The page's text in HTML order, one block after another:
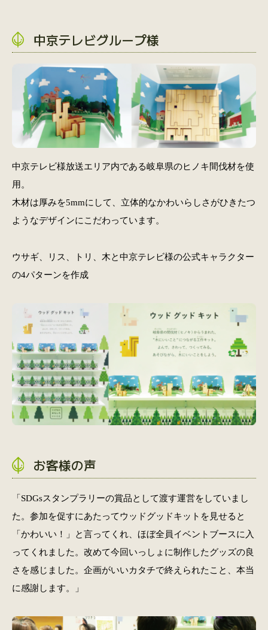
中京テレビグループ様
中京テレビ様放送エリア内である岐阜県のヒノキ間伐材を使
用。
木材は厚みを5mmにして、立体的なかわいらしさがひきたつ
ようなデザインにこだわっています。
ウサギ、リス、トリ、木と中京テレビ様の公式キャラクター
の4パターンを作成
お客様の声
「SDGsスタンプラリーの賞品として渡す運営をしていまし
た。参加を促すにあたってウッドグッドキットを見せると
「かわいい！」と言ってくれ、ほぼ全員イベントブースに入
ってくれました。改めて今回いっしょに制作したグッズの良
さを感じました。企画がいいカタチで終えられたこと、本当
に感謝します。」